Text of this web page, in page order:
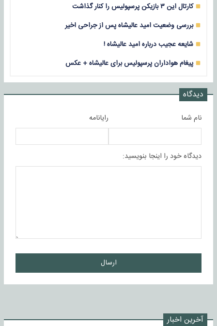
کارتال این ۳ بازیکن پرسپولیس را کنار گذاشت
بررسی وضعیت امید عالیشاه پس از جراحی اخیر
شایعه عجیب درباره امید عالیشاه !
پیغام هواداران پرسپولیس برای عالیشاه + عکس
دیدگاه
نام شما رایانامه
دیدگاه خود را اینجا بنویسید:
ارسال
آخرین اخبار